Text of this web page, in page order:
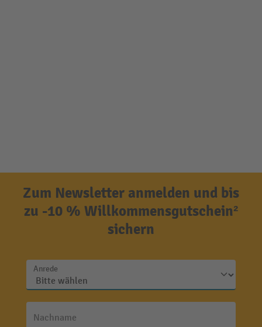
Zum Newsletter anmelden und bis
zu -10 % Willkommensgutschein²
sichern
Anrede
Nachname